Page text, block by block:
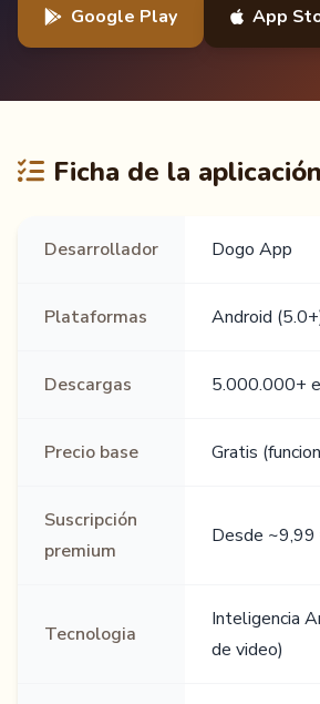
Google Play App
Ficha de la aplicación
Desarrollador Dogo App
Plataformas Android
Descargas 5.000.000+
Precio base Gratis
Suscripción
premium
Desde ~9,99
Tecnologia
Inteligencia
de video)